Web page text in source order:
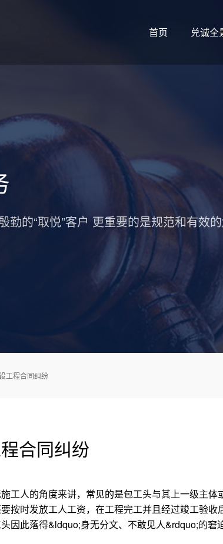
首页 兑诚全
勤的“取悦”客户 更重要的是规范和有效
工程合同纠纷
合同纠纷
工人的角度来讲，常见的是包工头与其上一级主
按时发放工人工资，在工程完工并且经过竣工验
因此落得&ldquo;身无分文、不敢见人&rdquo;的窘